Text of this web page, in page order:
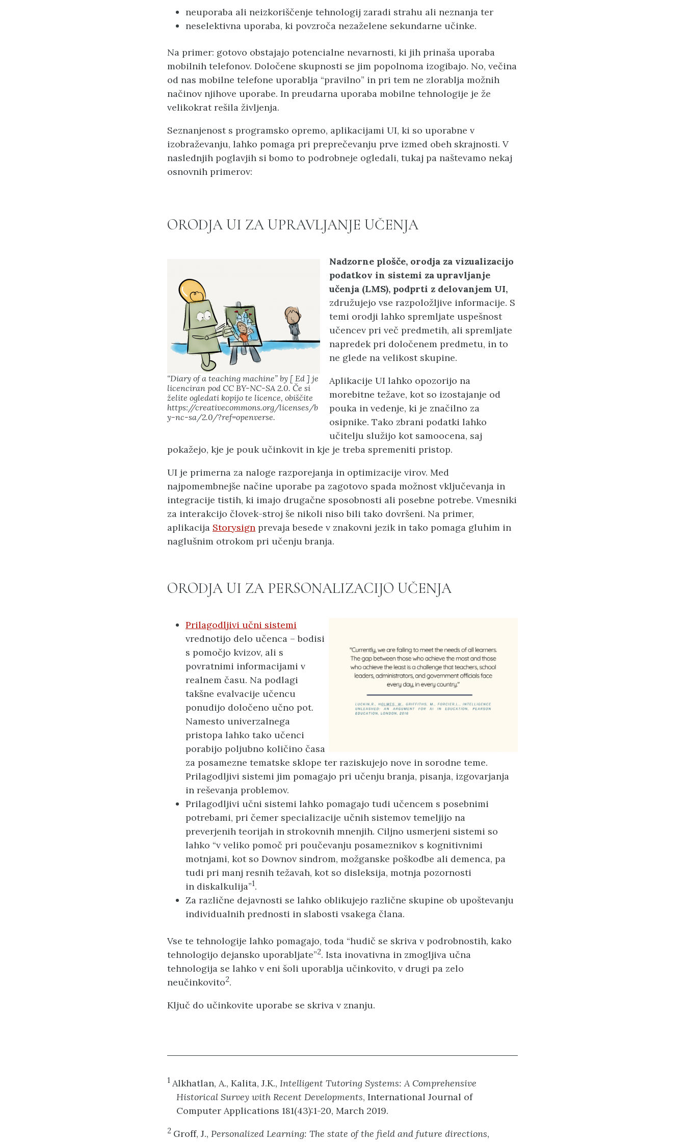
neuporaba ali neizkoriščenje tehnologij zaradi strahu ali neznanja ter
neselektivna uporaba, ki povzroča nezaželene sekundarne učinke.
Na primer: gotovo obstajajo potencialne nevarnosti, ki jih prinaša uporaba
mobilnih telefonov. Določene skupnosti se jim popolnoma izogibajo. No, večina
od nas mobilne telefone uporablja “pravilno” in pri tem ne zlorablja možnih
načinov njihove uporabe. In preudarna uporaba mobilne tehnologije je že
velikokrat rešila življenja.
Seznanjenost s programsko opremo, aplikacijami UI, ki so uporabne v
izobraževanju, lahko pomaga pri preprečevanju prve izmed obeh skrajnosti. V
naslednjih poglavjih si bomo to podrobneje ogledali, tukaj pa naštevamo nekaj
osnovnih primerov:
ORODJA UI ZA UPRAVLJANJE UČENJA
“Diary of a teaching machine” by [ Ed ] je
licenciran pod CC BY-NC-SA 2.0. Če si
želite ogledati kopijo te licence, obiščite
https://creativecommons.org/licenses/b
y-nc-sa/2.0/?ref=openverse.
Nadzorne plošče, orodja za vizualizacijo
podatkov in sistemi za upravljanje
učenja (LMS), podprti z delovanjem UI,
združujejo vse razpoložljive informacije. S
temi orodji lahko spremljate uspešnost
učencev pri več predmetih, ali spremljate
napredek pri določenem predmetu, in to
ne glede na velikost skupine.
Aplikacije UI lahko opozorijo na
morebitne težave, kot so izostajanje od
pouka in vedenje, ki je značilno za
osipnike. Tako zbrani podatki lahko
učitelju služijo kot samoocena, saj
pokažejo, kje je pouk učinkovit in kje je treba spremeniti pristop.
UI je primerna za naloge razporejanja in optimizacije virov. Med
najpomembnejše načine uporabe pa zagotovo spada možnost vključevanja in
integracije tistih, ki imajo drugačne sposobnosti ali posebne potrebe. Vmesniki
za interakcijo človek-stroj še nikoli niso bili tako dovršeni. Na primer,
aplikacija Storysign prevaja besede v znakovni jezik in tako pomaga gluhim in
naglušnim otrokom pri učenju branja.
ORODJA UI ZA PERSONALIZACIJO UČENJA
Prilagodljivi učni sistemi
vrednotijo delo učenca – bodisi
s pomočjo kvizov, ali s
povratnimi informacijami v
realnem času. Na podlagi
takšne evalvacije učencu
ponudijo določeno učno pot.
Namesto univerzalnega
pristopa lahko tako učenci
porabijo poljubno količino časa
za posamezne tematske sklope ter raziskujejo nove in sorodne teme.
Prilagodljivi sistemi jim pomagajo pri učenju branja, pisanja, izgovarjanja
in reševanja problemov.
Prilagodljivi učni sistemi lahko pomagajo tudi učencem s posebnimi
potrebami, pri čemer specializacije učnih sistemov temeljijo na
preverjenih teorijah in strokovnih mnenjih. Ciljno usmerjeni sistemi so
lahko “v veliko pomoč pri poučevanju posameznikov s kognitivnimi
motnjami, kot so Downov sindrom, možganske poškodbe ali demenca, pa
tudi pri manj resnih težavah, kot so disleksija, motnja pozornosti
in diskalkulija”1.
Za različne dejavnosti se lahko oblikujejo različne skupine ob upoštevanju
individualnih prednosti in slabosti vsakega člana.
Vse te tehnologije lahko pomagajo, toda “hudič se skriva v podrobnostih, kako
tehnologijo dejansko uporabljate”2. Ista inovativna in zmogljiva učna
tehnologija se lahko v eni šoli uporablja učinkovito, v drugi pa zelo
neučinkovito2.
Ključ do učinkovite uporabe se skriva v znanju.
1 Alkhatlan, A., Kalita, J.K., Intelligent Tutoring Systems: A Comprehensive
Historical Survey with Recent Developments, International Journal of
Computer Applications 181(43):1-20, March 2019.
2 Groff, J., Personalized Learning: The state of the field and future directions,